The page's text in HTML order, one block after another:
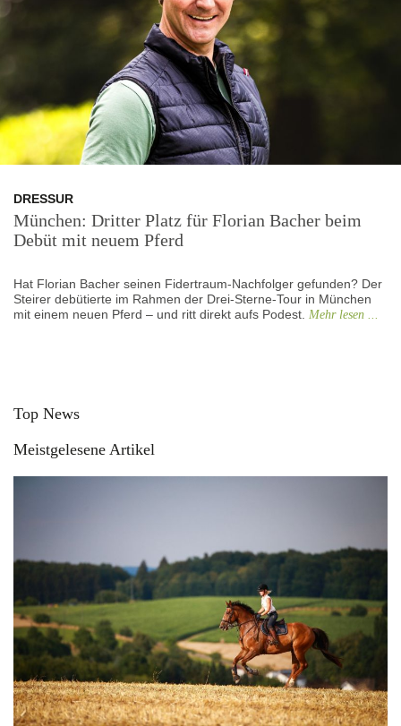
DRESSUR
München: Dritter Platz für Florian Bacher beim
Debüt mit neuem Pferd
Hat Florian Bacher seinen Fidertraum-Nachfolger gefunden? Der
Steirer debütierte im Rahmen der Drei-Sterne-Tour in München
mit einem neuen Pferd – und ritt direkt aufs Podest. Mehr lesen ...
Top News
Meistgelesene Artikel